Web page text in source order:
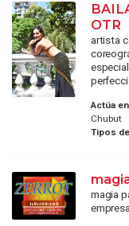
OTR
artista
Actúa
Chubut
Tipos
magia